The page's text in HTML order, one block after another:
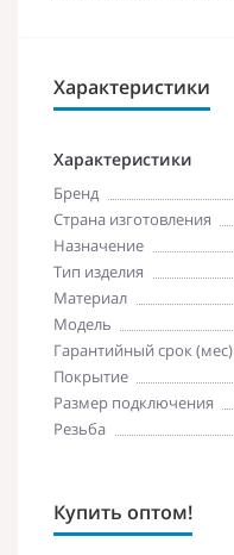
Характеристики
Характеристики
Бренд
Страна изготовления
Назначение
Тип изделия
Материал
Модель
Гарантийный срок (мес)
Покрытие
Размер подключения
Резьба
Купить оптом!